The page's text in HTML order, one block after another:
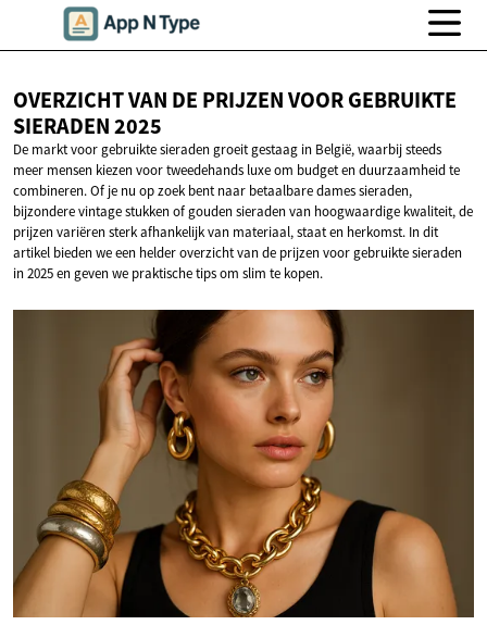
OVERZICHT VAN DE PRIJZEN VOOR GEBRUIKTE
SIERADEN 2025
De markt voor gebruikte sieraden groeit gestaag in België, waarbij steeds
meer mensen kiezen voor tweedehands luxe om budget en duurzaamheid te
combineren. Of je nu op zoek bent naar betaalbare dames sieraden,
bijzondere vintage stukken of gouden sieraden van hoogwaardige kwaliteit, de
prijzen variëren sterk afhankelijk van materiaal, staat en herkomst. In dit
artikel bieden we een helder overzicht van de prijzen voor gebruikte sieraden
in 2025 en geven we praktische tips om slim te kopen.